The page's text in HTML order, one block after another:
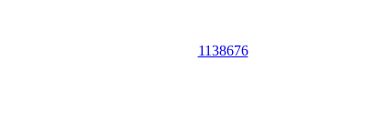
1138676